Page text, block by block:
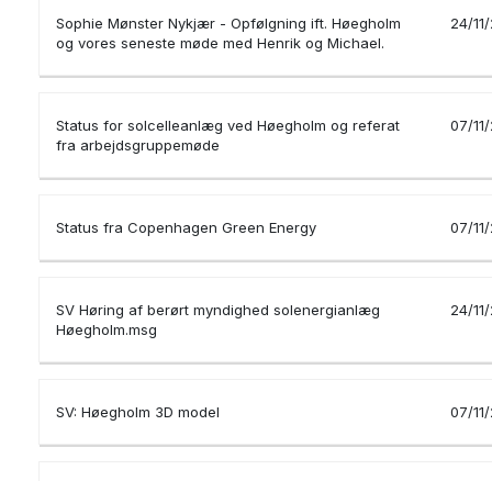
Sophie Mønster Nykjær - Opfølgning ift. Høegholm
og vores seneste møde med Henrik og Michael.
24/
Status for solcelleanlæg ved Høegholm og referat
fra arbejdsgruppemøde
07/
Status fra Copenhagen Green Energy 07/
SV Høring af berørt myndighed solenergianlæg
Høegholm.msg
24/
SV: Høegholm 3D model 07/